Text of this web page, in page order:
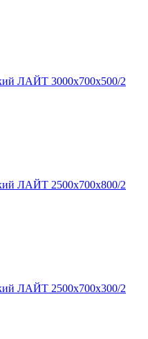
ЛАЙТ 3000x700x500/2
ЛАЙТ 2500x700x800/2
ЛАЙТ 2500x700x300/2